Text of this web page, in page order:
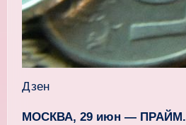
Дзен
МОСКВА, 29 июн — ПРАЙМ.